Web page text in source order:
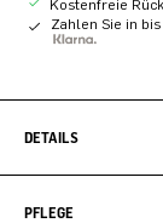
Kostenfreie
Zahlen Sie in
DETAILS
PFLEGE